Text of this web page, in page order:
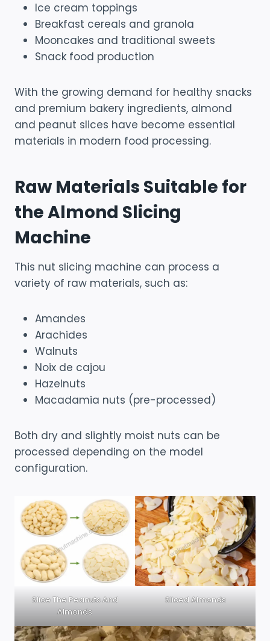
Ice cream toppings
Breakfast cereals and granola
Mooncakes and traditional sweets
Snack food production
With the growing demand for healthy snacks
and premium bakery ingredients, almond
and peanut slices have become essential
materials in modern food processing.
Raw Materials Suitable for
the Almond Slicing
Machine
This nut slicing machine can process a
variety of raw materials, such as:
Amandes
Arachides
Walnuts
Noix de cajou
Hazelnuts
Macadamia nuts (pre-processed)
Both dry and slightly moist nuts can be
processed depending on the model
configuration.
Slice The Peanuts And
Almonds
Sliced Almonds